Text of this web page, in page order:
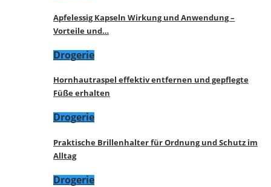
Apfelessig Kapseln Wirkung und Anwendung –
Vorteile und…
Drogerie
Hornhautraspel effektiv entfernen und gepflegte
Füße erhalten
Drogerie
Praktische Brillenhalter für Ordnung und Schutz im
Alltag
Drogerie